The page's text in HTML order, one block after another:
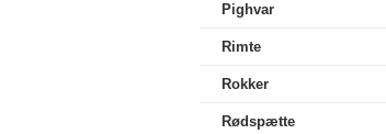
Pighvar
Rimte
Rokker
Rødspætte